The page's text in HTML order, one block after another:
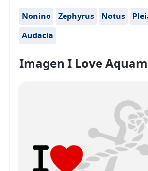
Nonino Zephyrus Notus
Audacia
Imagen I Love